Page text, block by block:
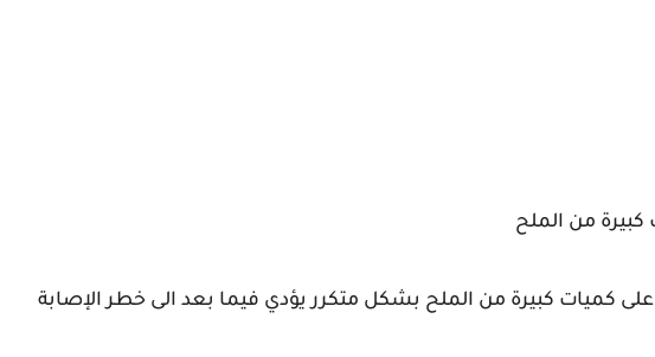
كميات كبيرة من الملح بشكل متكرر يؤدي فيما بعد الى خطر الإصابة